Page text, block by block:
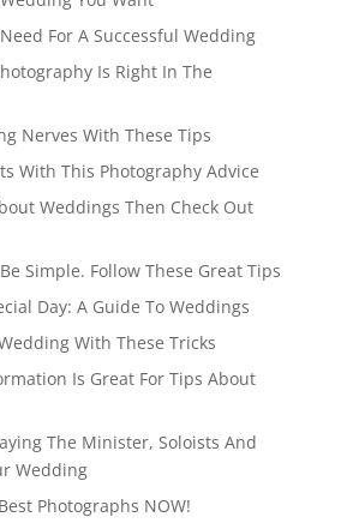
For A Successful Wedding
Is Right In The
Nerves With These Tips
With This Photography Advice
Weddings Then Check Out
Simple. Follow These Great Tips
Day: A Guide To Weddings
With These Tricks
Is Great For Tips About
The Minister, Soloists And
Wedding
Photographs NOW!